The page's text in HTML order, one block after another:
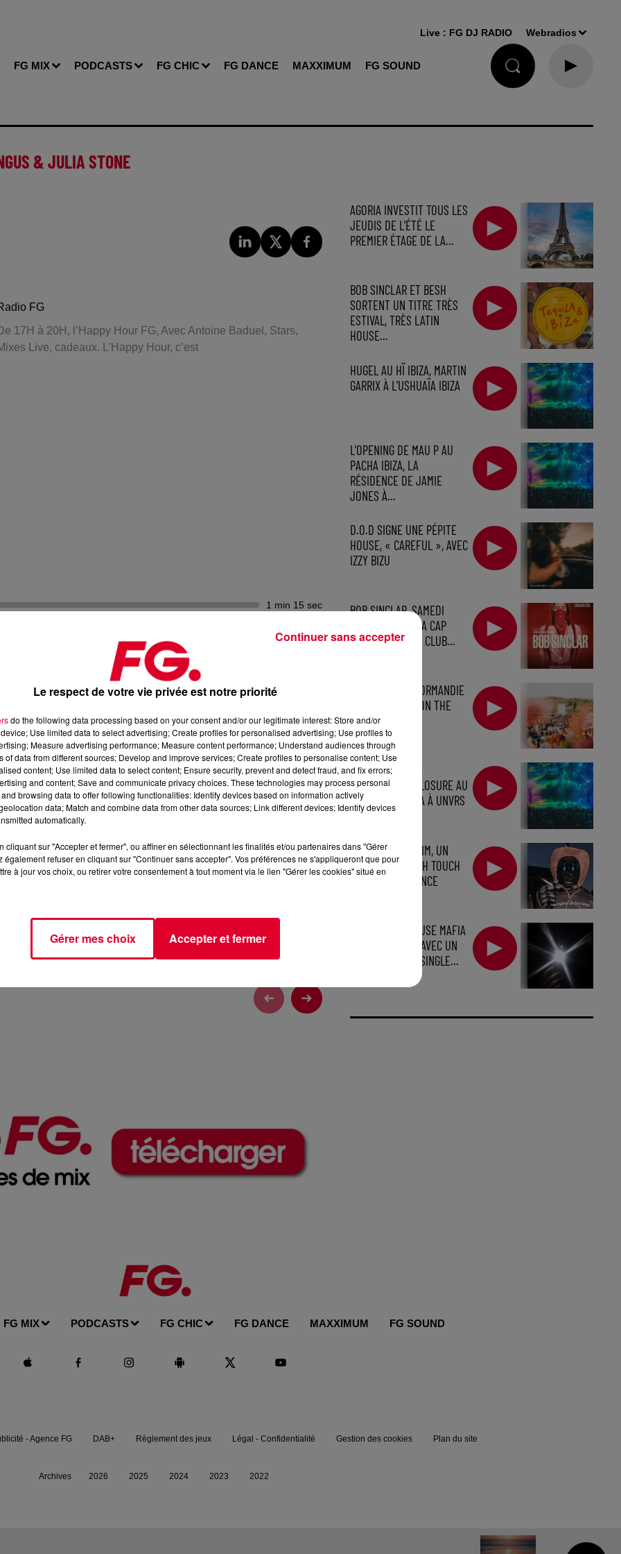
FG MIX PODCASTS FG CHIC FG DANCE MAXXIMUM FG SOUND
Live : FG DJ RADIO Webradios
& JULIA STONE
FG
17H à 20H, l’Happy Hour FG, Avec Antoine Baduel, Stars,
Live, cadeaux. L'Happy Hour, c’est
1 min 15 sec
Mixes Live, cadeaux. L'Happy Hour, c’est le son de la DJ
de la rédaction
FG (IOShttps://urlz.fr/hhZx- Google Play
programmation house, deep, et électro
AGORIA INVESTIT TOUS LES
JEUDIS DE L'ÉTÉ LE
PREMIER ÉTAGE DE LA...
BOB SINCLAR ET BESH
SORTENT UN TITRE TRÈS
ESTIVAL, TRÈS LATIN
HOUSE...
HUGEL AU HÏ IBIZA, MARTIN
GARRIX À L'USHUAÏA IBIZA
L'OPENING DE MAU P AU
PACHA IBIZA, LA
RÉSIDENCE DE JAMIE
JONES À...
D.O.D SIGNE UNE PÉPITE
HOUSE, « CAREFUL », AVEC
IZZY BIZU
BOB SINCLAR, SAMEDI
SOIR, À L'AMNESIA CAP
D'AGDE, PREMIER CLUB...
DIRECTION LA NORMANDIE
POUR : GÄRTEN ON THE
BEACH
CALVIN HARRIS À
L'USHUAÏA, DISCLOSURE AU
PACHA ET ANYMA À UNVRS
BARRY CAN'T SWIM, UN
SON BIEN FRENCH TOUCH
AVEC "DANCE DANCE
LA SWEDISH HOUSE MAFIA
EST DE RETOUR AVEC UN
TOUT NOUVEAU SINGLE...
FG MIX PODCASTS FG CHIC FG DANCE MAXXIMUM FG SOUND
- Agence FG DAB+ Règlement des jeux Légal - Confidentialité Gestion des cookies Plan du site
Archives 2026 2025 2024 2023 2022
Le respect de votre vie privée est notre priorité
do the following data processing based on your consent and/or our legitimate interest: Store and/or
Use limited data to select advertising; Create profiles for personalised advertising; Use profiles to
Measure advertising performance; Measure content performance; Understand audiences through
of data from different sources; Develop and improve services; Create profiles to personalise content; Use
content; Use limited data to select content; Ensure security, prevent and detect fraud, and fix errors;
and content; Save and communicate privacy choices. These technologies may process personal
browsing data to offer following functionalities: Identify devices based on information actively
data; Match and combine data from other data sources; Link different devices; Identify devices
automatically.
cliquant sur "Accepter et fermer", ou affiner en sélectionnant les finalités et/ou partenaires dans "Gérer
également refuser en cliquant sur "Continuer sans accepter". Vos préférences ne s'appliqueront que pour
à jour vos choix, ou retirer votre consentement à tout moment via le lien "Gérer les cookies" situé en
Gérer mes choix Accepter et fermer
Continuer sans accepter